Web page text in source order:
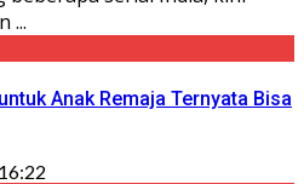
...
Anak Remaja Ternyata Bisa